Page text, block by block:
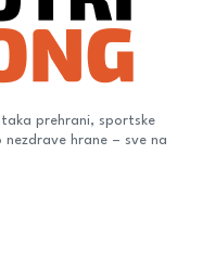
prehrani, sportske
hrane – sve na